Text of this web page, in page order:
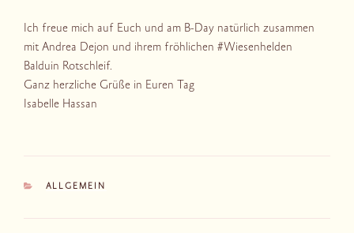
Ich freue mich auf Euch und am B-Day natürlich zusammen
mit Andrea Dejon und ihrem fröhlichen #Wiesenhelden
Balduin Rotschleif.
Ganz herzliche Grüße in Euren Tag
Isabelle Hassan
KATEGORIEN
ALLGEMEIN